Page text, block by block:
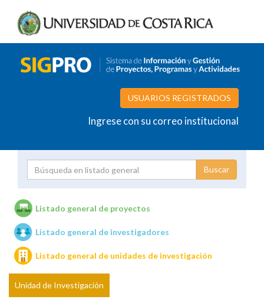
USUARIOS REGISTRADOS
Ingrese con su correo institucional
Unidades de investigación
Listado general de proyectos
Listado general de investigadores
Listado general de unidades de investigación
Unidad de Investigación